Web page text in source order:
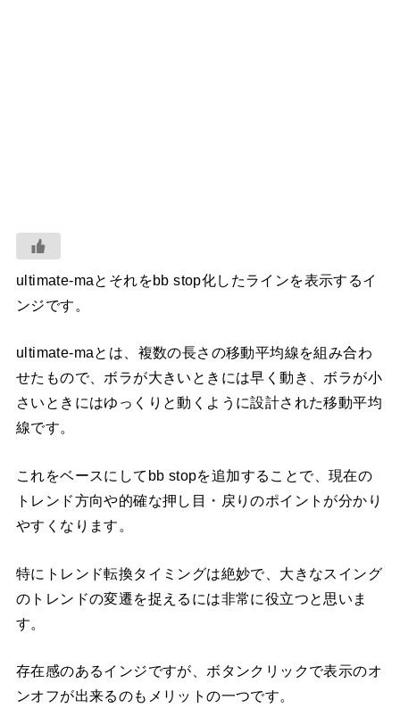
ultimate-maとそれをbb stop化したラインを表示するイ
ンジです。
ultimate-maとは、複数の長さの移動平均線を組み合わ
せたもので、ボラが大きいときには早く動き、ボラが小
さいときにはゆっくりと動くように設計された移動平均
線です。
これをベースにしてbb stopを追加することで、現在の
トレンド方向や的確な押し目・戻りのポイントが分かり
やすくなります。
特にトレンド転換タイミングは絶妙で、大きなスイング
のトレンドの変遷を捉えるには非常に役立つと思いま
す。
存在感のあるインジですが、ボタンクリックで表示のオ
ンオフが出来るのもメリットの一つです。